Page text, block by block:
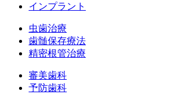
インプラント
虫歯治療
歯髄保存療法
精密根管治療
審美歯科
予防歯科